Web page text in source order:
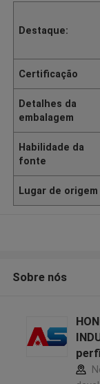
Destaque:
Certificação
Detalhes da
embalagem
Habilidade da
fonte
Lugar de origem
Sobre nós